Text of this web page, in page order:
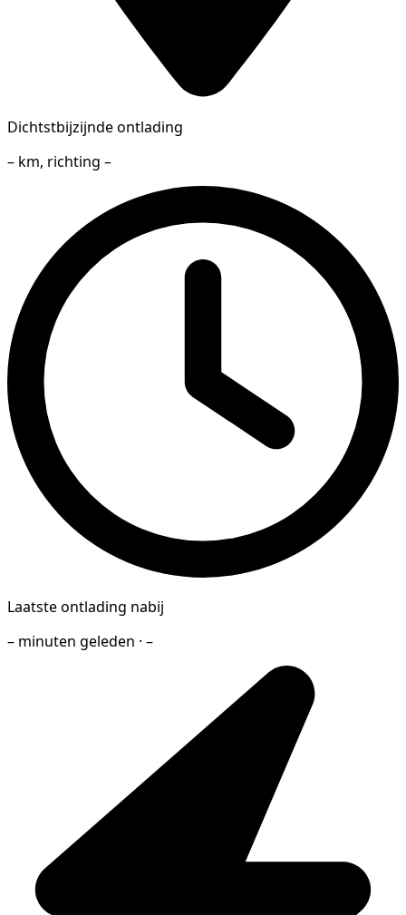
Dichtstbijzijnde ontlading
– km, richting –
Laatste ontlading nabij
– minuten geleden · –